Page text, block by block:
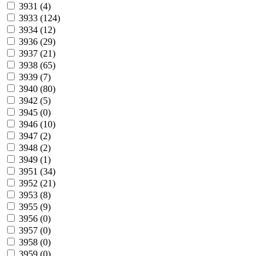
3931 (4)
3933 (124)
3934 (12)
3936 (29)
3937 (21)
3938 (65)
3939 (7)
3940 (80)
3942 (5)
3945 (0)
3946 (10)
3947 (2)
3948 (2)
3949 (1)
3951 (34)
3952 (21)
3953 (8)
3955 (9)
3956 (0)
3957 (0)
3958 (0)
3959 (0)